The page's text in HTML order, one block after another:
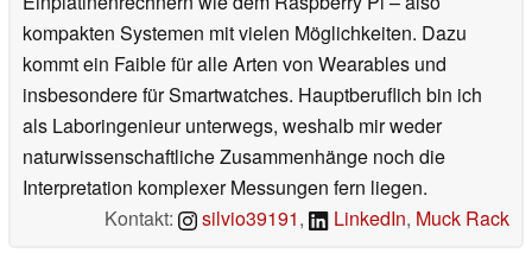
kompakten Systemen mit vielen Möglichkeiten. Dazu
kommt ein Faible für alle Arten von Wearables und
insbesondere für Smartwatches. Hauptberuflich bin ich
als Laboringenieur unterwegs, weshalb mir weder
naturwissenschaftliche Zusammenhänge noch die
Interpretation komplexer Messungen fern liegen.
Kontakt:
silvio39191, LinkedIn, Muck Rack